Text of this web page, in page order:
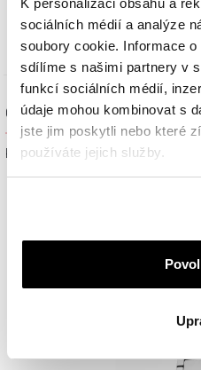
sociálních médií a analýze
soubory cookie. Informace
sdílíme s našimi partnery v
funkcí sociálních médií,
údaje mohou kombinovat s
jste jim poskytli nebo které
používáte jejich služby.
Zásadách
2 879 Kč
Ověřit dostupnost a rezervovat
Prosím, vyberte ze seznamu
Vyberte prodejnu (volitelný)
Ověřit